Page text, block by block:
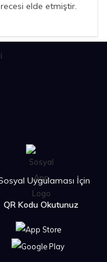
elde etmiştir.
Uygulaması İçin
QR Kodu Okutunuz